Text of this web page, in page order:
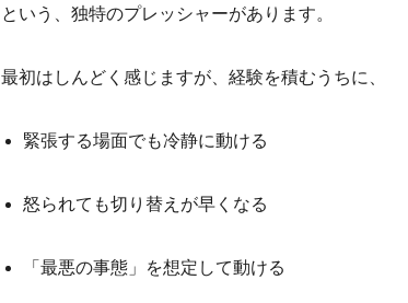
という、 独特のプレッシャーがあります。
最初はしんどく感じますが、経験を積むうちに、
緊張する場面でも冷静に動ける
怒られても切り替えが早くなる
「最悪の事態」を想定して動ける